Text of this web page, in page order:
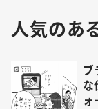
人気のあ
ブ
な
ォ